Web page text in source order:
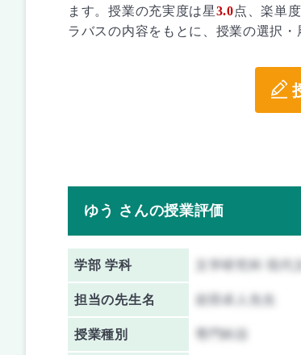
ます。授業の充実度は星3.0点、楽単
ラバスの内容をもとに、授業の選択・
ゆう さんの授業評価
学部 学科
担当の先生名
授業種別 専門科目